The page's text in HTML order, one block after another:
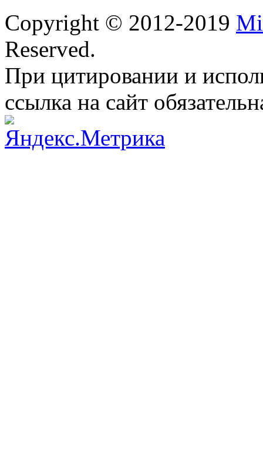
Copyright © 2012-2019
Reserved.
При цитировании и
ссылка на сайт